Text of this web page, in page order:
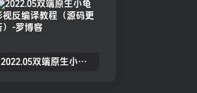
2022.05双端原生小龟影视反编译教程（源码更新）